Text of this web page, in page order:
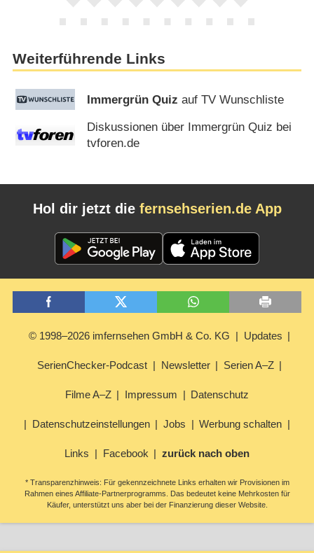
Weiterführende Links
Immergrün Quiz auf TV Wunschliste
Diskussionen über Immergrün Quiz bei
tvforen.de
Hol dir jetzt die fernsehserien.de App
© 1998–2026 imfernsehen GmbH & Co. KG Updates
SerienChecker-Podcast Newsletter Serien A–Z
Filme A–Z Impressum Datenschutz
Datenschutzeinstellungen Jobs Werbung schalten
Links Facebook zurück nach oben
* Transparenzhinweis: Für gekennzeichnete Links erhalten wir Provisionen im
Rahmen eines Affiliate-Partnerprogramms. Das bedeutet keine Mehrkosten für
Käufer, unterstützt uns aber bei der Finanzierung dieser Website.